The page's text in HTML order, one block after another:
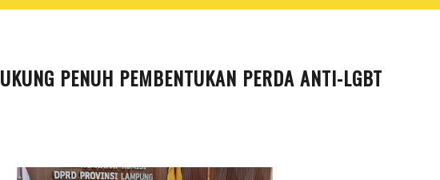
PENUH PEMBENTUKAN PERDA ANTI-LGBT